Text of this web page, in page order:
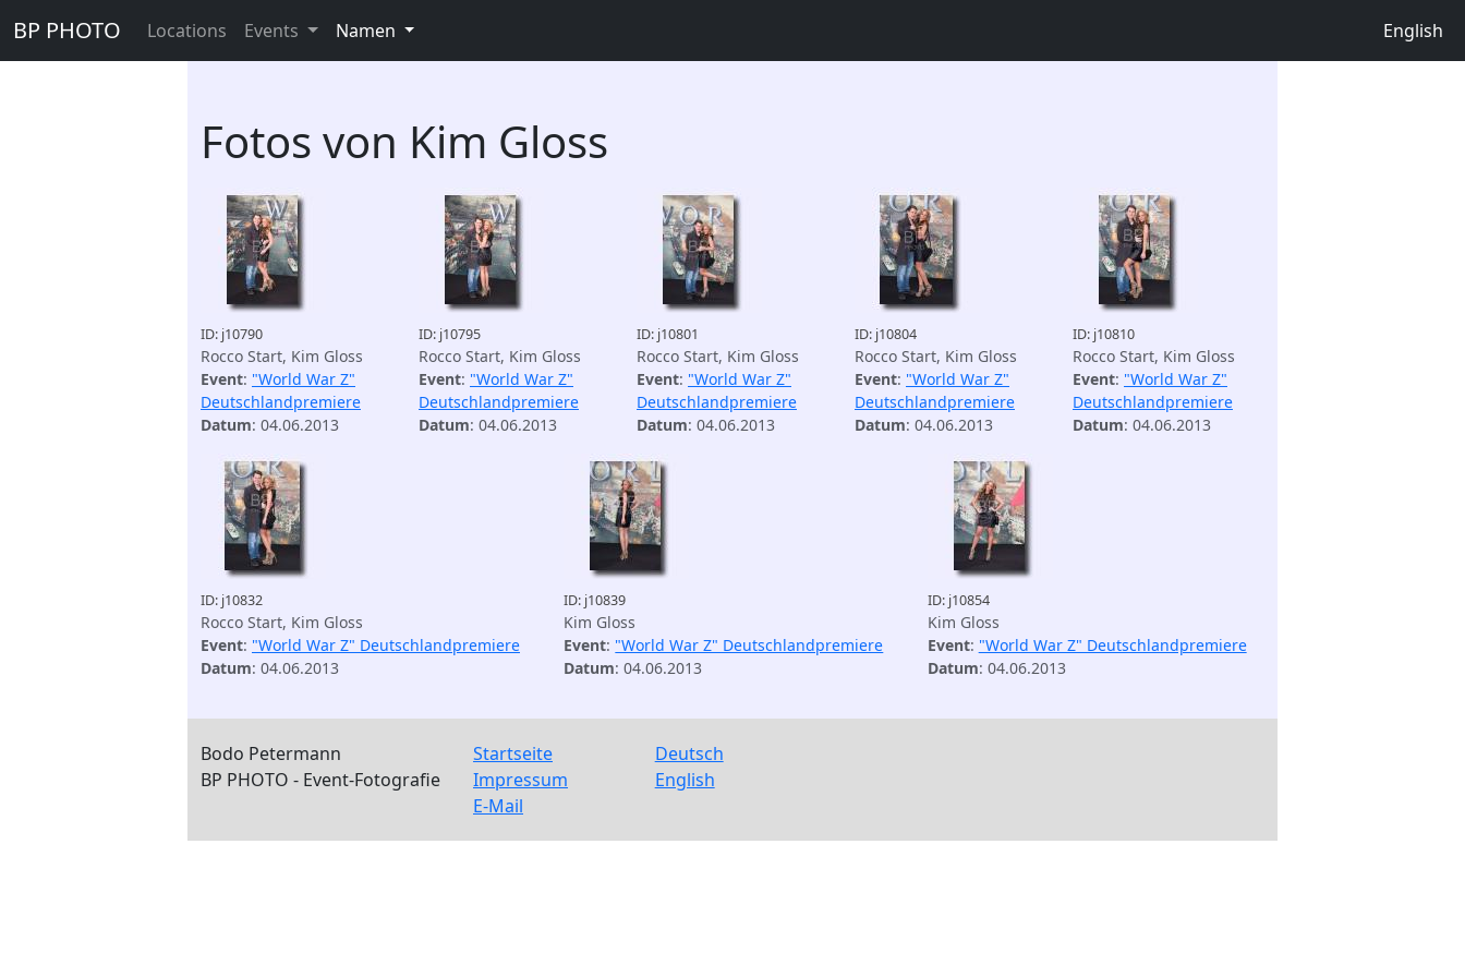
BP PHOTO Locations Events Namen English
Fotos von Kim Gloss
ID: j10790
Rocco Start, Kim Gloss
Event: "World War Z"
Deutschlandpremiere
Datum: 04.06.2013
ID: j10795
Rocco Start, Kim Gloss
Event: "World War Z"
Deutschlandpremiere
Datum: 04.06.2013
ID: j10801
Rocco Start, Kim Gloss
Event: "World War Z"
Deutschlandpremiere
Datum: 04.06.2013
ID: j10804
Rocco Start, Kim Gloss
Event: "World War Z"
Deutschlandpremiere
Datum: 04.06.2013
ID: j10810
Rocco Start, Kim Gloss
Event: "World War Z"
Deutschlandpremiere
Datum: 04.06.2013
ID: j10832
Rocco Start, Kim Gloss
Event: "World War Z" Deutschlandpremiere
Datum: 04.06.2013
ID: j10839
Kim Gloss
Event: "World War Z" Deutschlandpremiere
Datum: 04.06.2013
ID: j10854
Kim Gloss
Event: "World War Z" Deutschlandpremiere
Datum: 04.06.2013
Bodo Petermann
BP PHOTO - Event-Fotografie
Startseite
Impressum
E-Mail
Deutsch
English